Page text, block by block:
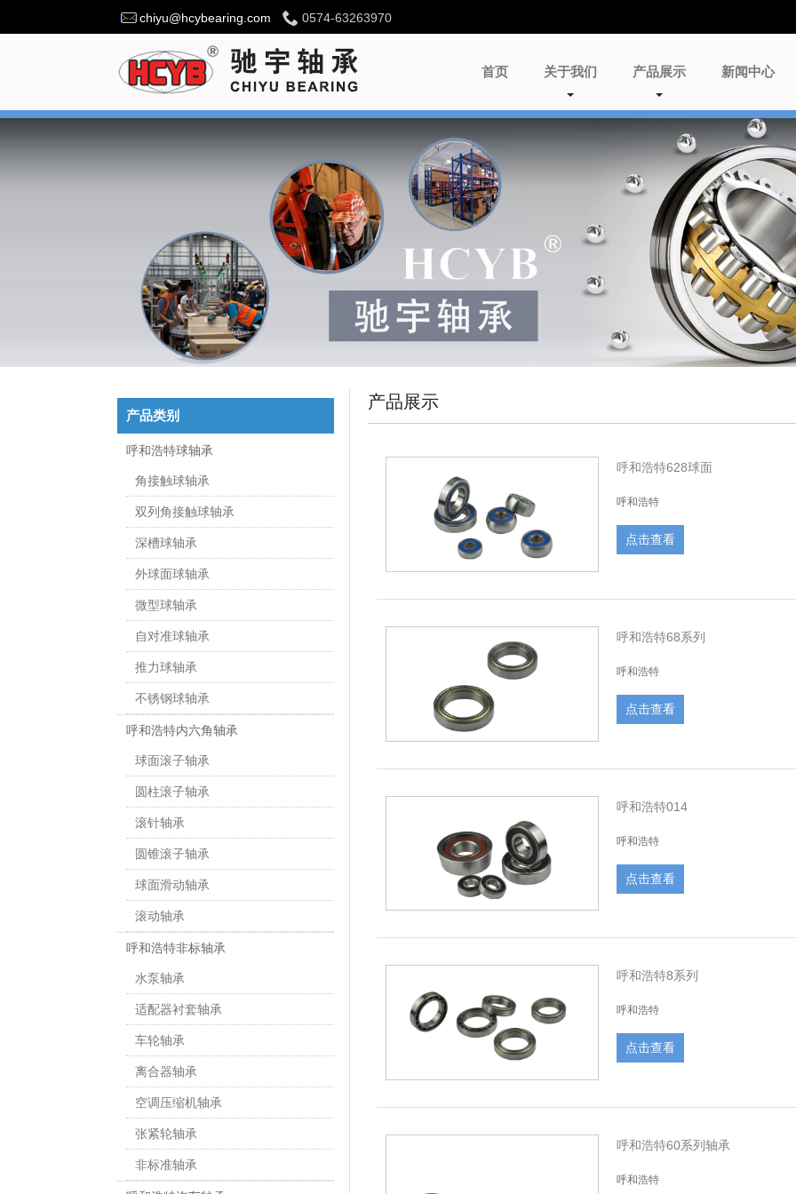
0574-63263970
chiyu@hcybearing.com
首页 关于我们 产品展示 新闻中心
产品类别
呼和浩特球轴承
角接触球轴承
双列角接触球轴承
深槽球轴承
外球面球轴承
微型球轴承
自对准球轴承
推力球轴承
不锈钢球轴承
呼和浩特内六角轴承
球面滚子轴承
圆柱滚子轴承
滚针轴承
圆锥滚子轴承
球面滑动轴承
滚动轴承
呼和浩特非标轴承
水泵轴承
适配器衬套轴承
车轮轴承
离合器轴承
空调压缩机轴承
张紧轮轴承
非标准轴承
产品展示
呼和浩特628球面
呼和浩特
点击查看
呼和浩特68系列
呼和浩特
点击查看
呼和浩特014
呼和浩特
点击查看
呼和浩特8系列
呼和浩特
点击查看
呼和浩特60系列轴承
呼和浩特